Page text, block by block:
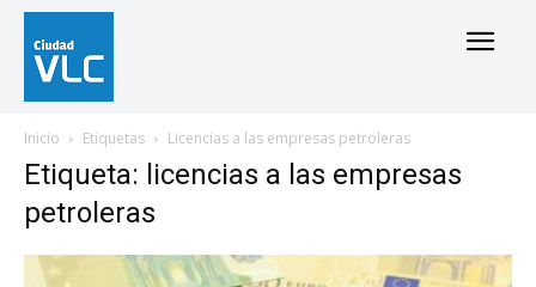
Inicio Etiquetas Licencias a las empresas petroleras
Etiqueta: licencias a las empresas
petroleras